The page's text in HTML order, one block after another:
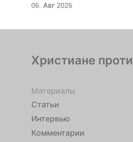
06. Авг 2026
Христиане
Материалы
Статьи
Интервью
Комментарии